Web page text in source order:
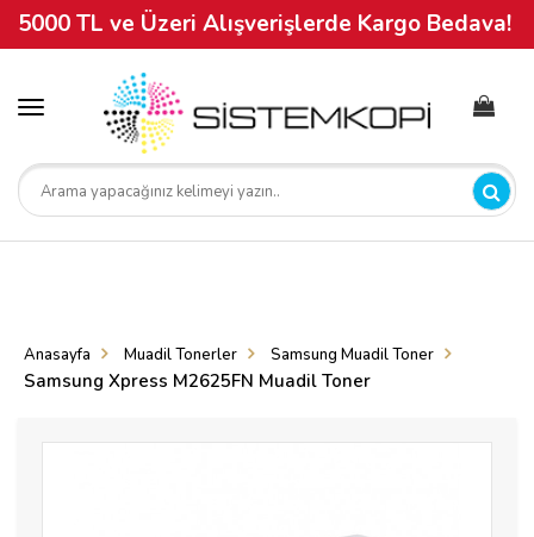
5000 TL ve Üzeri Alışverişlerde Kargo Bedava!
Toggle
navigation
Anasayfa Muadil Tonerler Samsung Muadil Toner
Samsung Xpress M2625FN Muadil Toner